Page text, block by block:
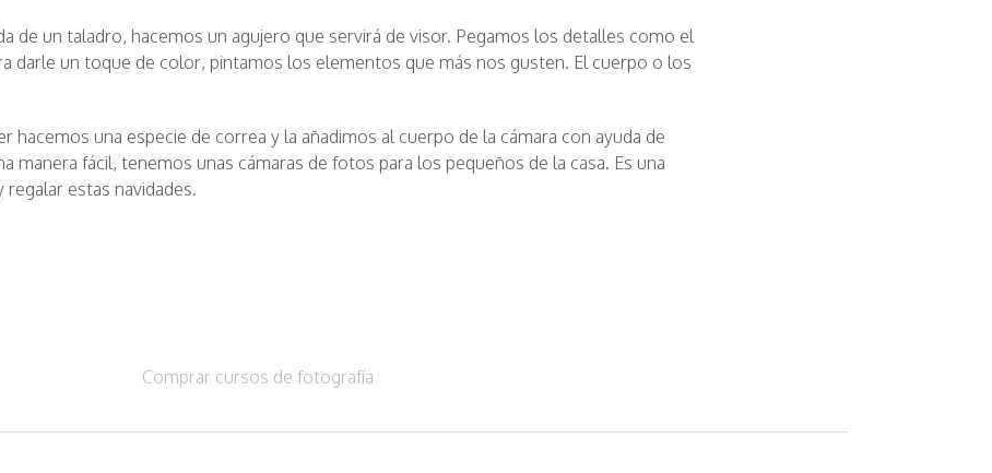
de un taladro, hacemos un agujero que servirá de visor. Pegamos los detalles como el
darle un toque de color, pintamos los elementos que más nos gusten. El cuerpo o los
hacemos una especie de correa y la añadimos al cuerpo de la cámara con ayuda de
manera fácil, tenemos unas cámaras de fotos para los pequeños de la casa. Es una
regalar estas navidades.
Comprar cursos de fotografía